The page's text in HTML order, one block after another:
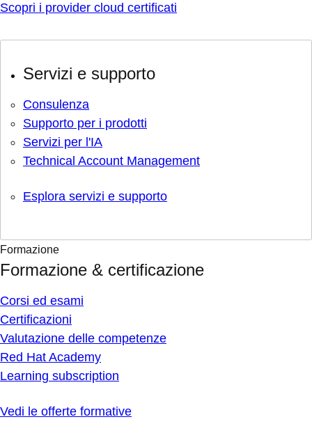
Scopri i provider cloud certificati
Servizi e supporto
Consulenza
Supporto per i prodotti
Servizi per l'IA
Technical Account Management
Esplora servizi e supporto
Formazione
Formazione & certificazione
Corsi ed esami
Certificazioni
Valutazione delle competenze
Red Hat Academy
Learning subscription
Vedi le offerte formative